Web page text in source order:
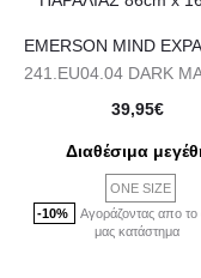
39,95€
Διαθέσιμα
ONE SIZE
-10%
Αγοράζοντας απο το
μας κατάστημα